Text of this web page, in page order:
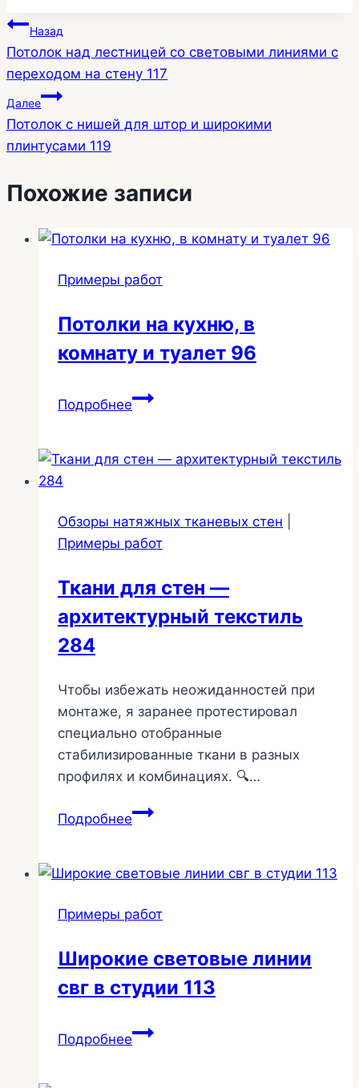
Навигация
по
записям
Назад
Потолок над лестницей со световыми линиями с
переходом на стену 117
Далее
Потолок с нишей для штор и широкими
плинтусами 119
Похожие записи
Примеры работ
Потолки на кухню, в
комнату и туалет 96
ПодробнееПотолки
в
туалет
96
Обзоры натяжных тканевых стен
Примеры работ
Ткани для стен —
архитектурный текстиль
284
Чтобы избежать неожиданностей при
монтаже, я заранее протестировал
специально отобранные
стабилизированные ткани в разных
профилях и комбинациях. 🔍…
ПодробнееТкани
—
текстиль
Примеры работ
Широкие световые линии
свг в студии 113
ПодробнееШирокие